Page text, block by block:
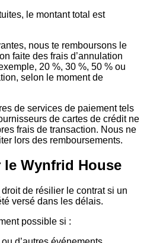
le montant total est
nous te remboursons le
faite des frais d’annulation
20 %, 30 %, 50 % ou
selon le moment de
de services de paiement tels
de cartes de crédit ne
frais de transaction. Nous ne
lors des remboursements.
Wynfrid House
de résilier le contrat si un
versé dans les délais.
possible si :